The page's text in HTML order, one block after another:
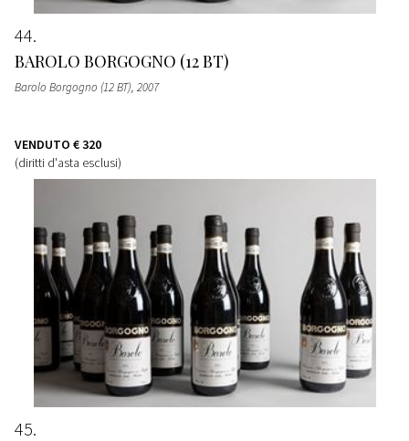
44
BAROLO BORGOGNO (12 BT)
Barolo Borgogno (12 BT), 2007
VENDUTO € 320
(diritti d'asta esclusi)
45